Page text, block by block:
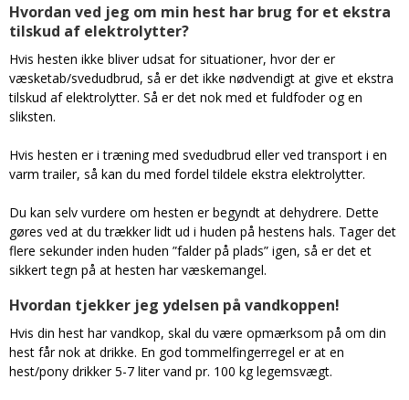
Hvordan ved jeg om min hest har brug for et ekstra
tilskud af elektrolytter?
Hvis hesten ikke bliver udsat for situationer, hvor der er
væsketab/svedudbrud, så er det ikke nødvendigt at give et ekstra
tilskud af elektrolytter. Så er det nok med et fuldfoder og en
sliksten.
Hvis hesten er i træning med svedudbrud eller ved transport i en
varm trailer, så kan du med fordel tildele ekstra elektrolytter.
Du kan selv vurdere om hesten er begyndt at dehydrere. Dette
gøres ved at du trækker lidt ud i huden på hestens hals. Tager det
flere sekunder inden huden ”falder på plads” igen, så er det et
sikkert tegn på at hesten har væskemangel.
Hvordan tjekker jeg ydelsen på vandkoppen!
Hvis din hest har vandkop, skal du være opmærksom på om din
hest får nok at drikke. En god tommelfingerregel er at en
hest/pony drikker 5-7 liter vand pr. 100 kg legemsvægt.